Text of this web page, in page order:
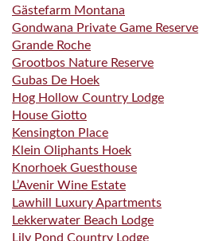
Gästefarm Montana
Gondwana Private Game Reserve
Grande Roche
Grootbos Nature Reserve
Gubas De Hoek
Hog Hollow Country Lodge
House Giotto
Kensington Place
Klein Oliphants Hoek
Knorhoek Guesthouse
L’Avenir Wine Estate
Lawhill Luxury Apartments
Lekkerwater Beach Lodge
Lily Pond Country Lodge